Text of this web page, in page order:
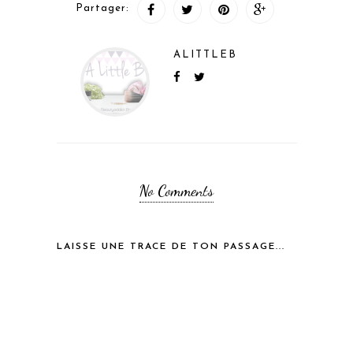
Partager:
ALITTLEB
No Comments
LAISSE UNE TRACE DE TON PASSAGE...